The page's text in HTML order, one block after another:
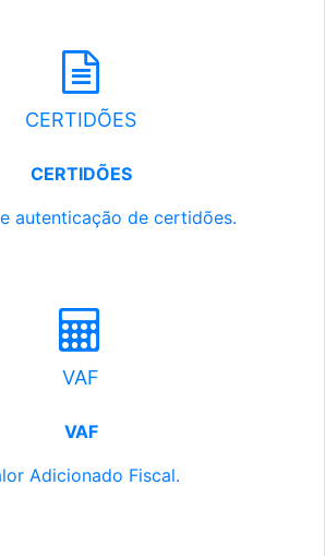
CERTIDÕES
CERTIDÕES
autenticação de certidões.
VAF
VAF
Adicionado Fiscal.